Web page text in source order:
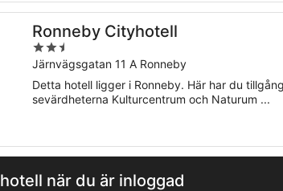
Ronneby Cityhotell
2.5
out
of
5
Järnvägsgatan 11 A Ronneby
Detta hotell ligger i Ronneby. Här har du
sevärdheterna Kulturcentrum och Naturum ...
när du är inloggad